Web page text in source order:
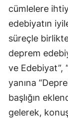
cümlelere
edebiyatın
süreçle
deprem
ve Edebiyat”,
yanına
başlığın
gelerek,